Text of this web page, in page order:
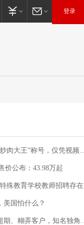
登录
称号，仅凭视频评出？中国烹饪协会回应
价公布：43.98万起
招聘存在违规行为”：已启动问责程序 副校长被停职
美国怕什么？
回应：都没证据，将依法采取措施，“本人长期与美国交管局保持沟通，对方表示肯定”